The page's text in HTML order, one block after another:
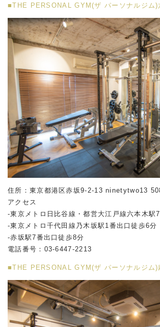
■THE PERSONAL GYM(ザ パーソナルジム
住所：東京都港区赤坂9-2-13 ninetytwo13
アクセス
-東京メトロ日比谷線・都営大江戸線六本木駅7
-東京メトロ千代田線乃木坂駅 1番出口徒歩6分
-赤坂駅7番出口徒歩8分
電話番号： 03-6447-2213
■THE PERSONAL GYM(ザ パーソナルジム)